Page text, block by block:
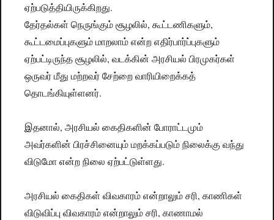
ஏற்படுத்தியிருக்கிறது.
தேர்தல்கள் நெருங்கும் சூழலில், கூட்டணிகளும்,
கூட்டமைப்புகளும் மாறலாம் என்ற எதிர்பார்ப்புகளும்
ஏற்பட்டிருந்த சூழலில், வடக்கின் அரசியல் பிரமுகர்கள்
ஒருவர் மீது மற்றவர் சேற்றை வாரியிறைக்கத்
தொடங்கியுள்ளனர்.
இதனால், அரசியல் கைதிகளின் போராட்டமும்
அவர்களின் பிரச்சினையும் மறக்கப்படும் நிலைக்கு வந்து
விடுமோ என்ற நிலை ஏற்பட்டுள்ளது.
அரசியல் கைதிகள் விவகாரம் என்றாலும் சரி, காணிகள்
விடுவிப்பு விவகாரம் என்றாலும் சரி, காணாமல்